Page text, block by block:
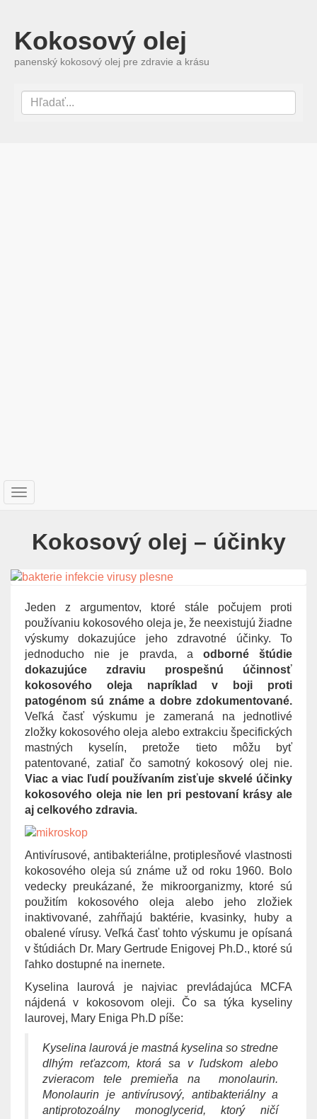
Kokosový olej
panenský kokosový olej pre zdravie a krásu
T
e
Kokosový olej – účinky
Jeden z argumentov, ktoré stále počujem proti
používaniu kokosového oleja je, že neexistujú žiadne
výskumy dokazujúce jeho zdravotné účinky. To
jednoducho nie je pravda, a odborné štúdie
dokazujúce zdraviu prospešnú účinnosť
kokosového oleja napríklad v boji proti
patogénom sú známe a dobre zdokumentované.
Veľká časť výskumu je zameraná na jednotlivé
zložky kokosového oleja alebo extrakciu špecifických
mastných kyselín, pretože tieto môžu byť
patentované, zatiaľ čo samotný kokosový olej nie.
Viac a viac ľudí používaním zisťuje skvelé účinky
kokosového oleja nie len pri pestovaní krásy ale
aj celkového zdravia.
Antivírusové, antibakteriálne, protiplesňové vlastnosti
kokosového oleja sú známe už od roku 1960. Bolo
vedecky preukázané, že mikroorganizmy, ktoré sú
použitím kokosového oleja alebo jeho zložiek
inaktivované, zahŕňajú baktérie, kvasinky, huby a
obalené vírusy. Veľká časť tohto výskumu je opísaná
v štúdiách Dr. Mary Gertrude Enigovej Ph.D., ktoré sú
ľahko dostupné na inernete.
Kyselina laurová je najviac prevládajúca MCFA
nájdená v kokosovom oleji. Čo sa týka kyseliny
laurovej, Mary Eniga Ph.D píše:
Kyselina laurová je mastná kyselina so stredne
dlhým reťazcom, ktorá sa v ľudskom alebo
zvieracom tele premieňa na monolaurin.
Monolaurin je antivírusový, antibakteriálny a
antiprotozoálny monoglycerid, ktorý ničí